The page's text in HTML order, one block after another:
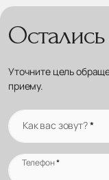
Уточните цель
приему.
Как вас зовут?*
Телефон*